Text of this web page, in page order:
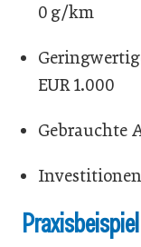
0 g/km
EUR 1.000
Gebrauchte
Praxisbeispiel